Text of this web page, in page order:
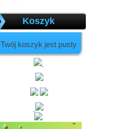
Koszyk
Twój koszyk jest pusty